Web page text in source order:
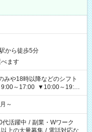
から徒歩5分
ます
みや18時以降などのシフト
～17:00 ▼10:00～19:00
～
代活躍中 / 副業・Wワーク
上の大量募集 / 電話対応な